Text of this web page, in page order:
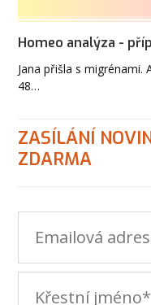
Homeo analýza -
Jana přišla s migrénami.
48…
ZASÍLÁNÍ
ZDARMA